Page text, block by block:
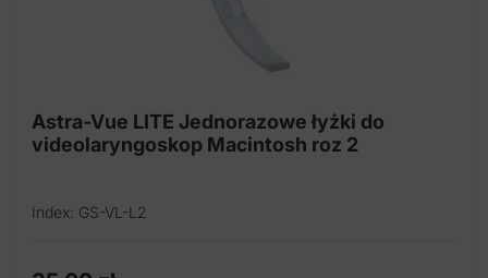
Astra-Vue LITE Jednorazowe łyżki do
videolaryngoskop Macintosh roz 2
Index: GS-VL-L2